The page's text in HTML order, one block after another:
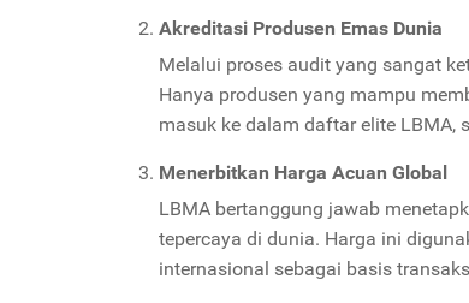
Akreditasi Produsen Emas Dunia
Melalui proses audit yang sangat
Hanya produsen yang mampu
masuk ke dalam daftar elite LBMA,
Menerbitkan Harga Acuan Global
LBMA bertanggung jawab
tepercaya di dunia. Harga ini
internasional sebagai basis